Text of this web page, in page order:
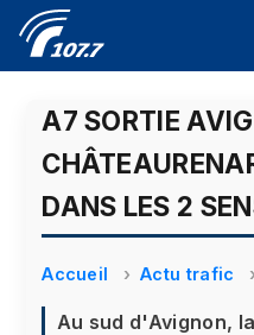
A7 SORTIE
DANS LES 2
Accueil Actu trafic
Au sud d'Avignon,